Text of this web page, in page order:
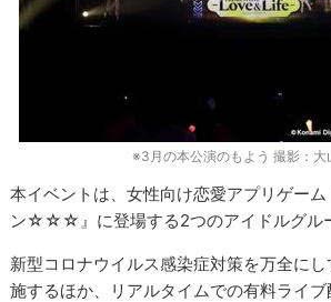
※3月の本公演のもよう 撮影：大
本イベントは、女性向け恋愛アプリゲー
ン☆☆☆』に登場する2つのアイドルグル
新型コロナウイルス感染症対策を万全に
施するほか、リアルタイムでの有料ライブ